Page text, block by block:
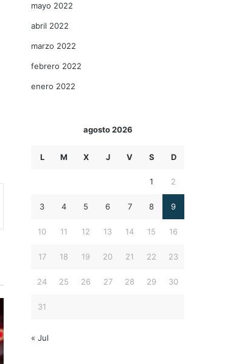
mayo 2022
abril 2022
marzo 2022
febrero 2022
enero 2022
agosto 2026
L M X J V S D
1 2
3 4 5 6 7 8 9
10 11 12 13 14 15 16
17 18 19 20 21 22 23
24 25 26 27 28 29 30
31
« Jul